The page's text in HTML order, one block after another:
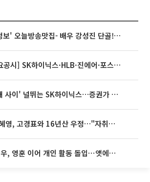
'2TV 생생정보' 오늘방송맛집- 배우 강성진 단골! 쌀국수ㆍ푸팟퐁 커리 맛집 '블○○○'
[오늘의 주요공시] SK하이닉스·HLB·진에어·포스코홀딩스·네이버·대우건설 등
'불안과 기대 사이' 널뛰는 SK하이닉스…증권가 "HBM4·LTA 기반 펀터멘털 견고"
'나혼산' 류혜영, 고경표와 16년산 우정…"자취방서 부모님과 마주쳐"
더보이즈 선우, 영훈 이어 개인 활동 돌입⋯앳에어리어와 전속계약